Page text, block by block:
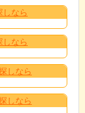
しなら
しなら
しなら
しなら